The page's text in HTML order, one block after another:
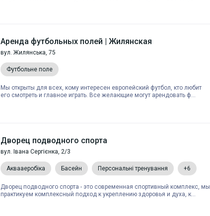
Аренда футбольных полей | Жилянская
вул. Жилянська, 75
Футбольне поле
Мы открыты для всех, кому интересен европейский футбол, кто любит
его смотреть и главное играть. Все желающие могут арендовать ф...
Дворец подводного спорта
вул. Івана Сергієнка, 2/3
Аквааеробіка Басейн Персональні тренування +6
Дворец подводного спорта - это современная спортивный комплекс, мы
практикуем комплексный подход к укреплению здоровья и духа, к...